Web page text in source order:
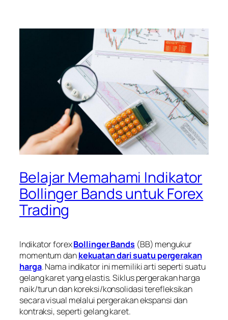
Belajar Memahami Indikator
Bollinger Bands untuk Forex
Trading
Indikator forexBollinger Bands(BB) mengukur
momentum dankekuatan dari suatu pergerakan
harga. Nama indikator ini memiliki arti seperti suatu
gelang karet yang elastis. Siklus pergerakan harga
naik/turun dan koreksi/konsolidasi terefleksikan
secara visual melalui pergerakan ekspansi dan
kontraksi, seperti gelang karet.